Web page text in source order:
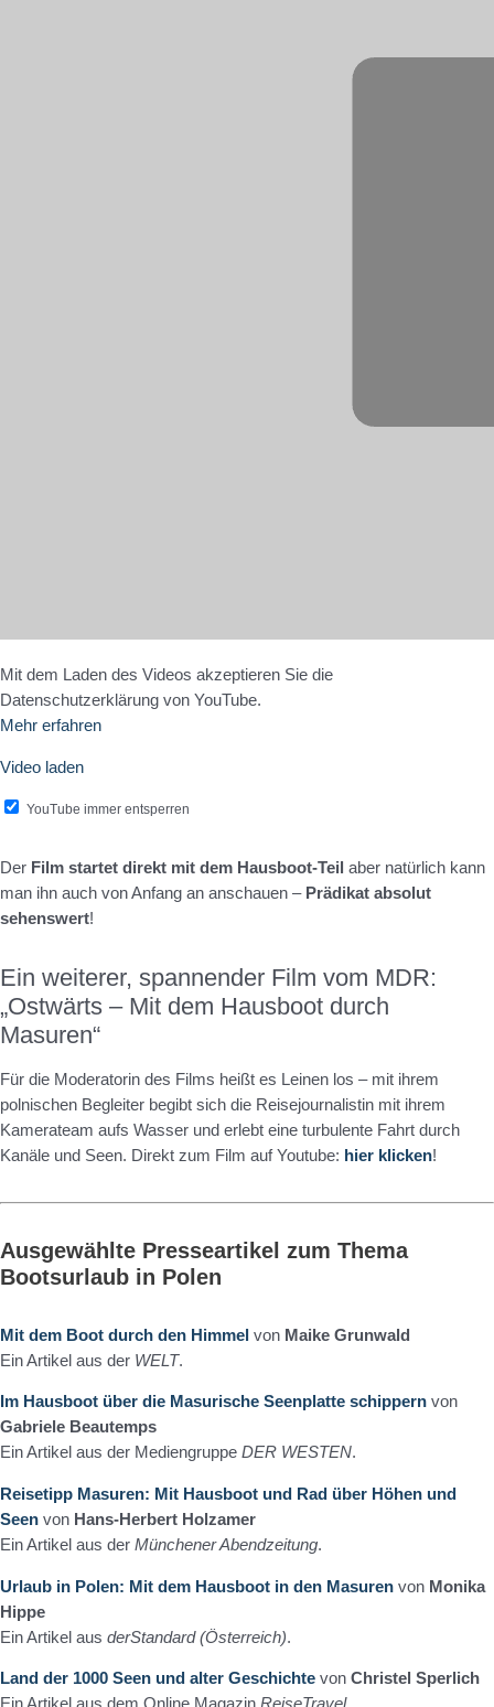
Mit dem Laden des Videos akzeptieren Sie die
Datenschutzerklärung von YouTube.
Mehr erfahren
Video laden
YouTube immer entsperren
Der Film startet direkt mit dem Hausboot-Teil aber natürlich kann
man ihn auch von Anfang an anschauen – Prädikat absolut
sehenswert!
Ein weiterer, spannender Film vom MDR:
„Ostwärts – Mit dem Hausboot durch
Masuren“
Für die Moderatorin des Films heißt es Leinen los – mit ihrem
polnischen Begleiter begibt sich die Reisejournalistin mit ihrem
Kamerateam aufs Wasser und erlebt eine turbulente Fahrt durch
Kanäle und Seen. Direkt zum Film auf Youtube: hier klicken!
Ausgewählte Presseartikel zum Thema
Bootsurlaub in Polen
Mit dem Boot durch den Himmel von Maike Grunwald
Ein Artikel aus der WELT.
Im Hausboot über die Masurische Seenplatte schippern von
Gabriele Beautemps
Ein Artikel aus der Mediengruppe DER WESTEN.
Reisetipp Masuren: Mit Hausboot und Rad über Höhen und
Seen von Hans-Herbert Holzamer
Ein Artikel aus der Münchener Abendzeitung.
Urlaub in Polen: Mit dem Hausboot in den Masuren von Monika
Hippe
Ein Artikel aus derStandard (Österreich).
Land der 1000 Seen und alter Geschichte von Christel Sperlich